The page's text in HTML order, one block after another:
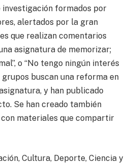
investigación formados por
alertados por la gran
que realizan comentarios
asignatura de memorizar;
o “No tengo ningún interés
buscan una reforma en
y han publicado
Se han creado también
materiales que compartir
Cultura, Deporte, Ciencia y